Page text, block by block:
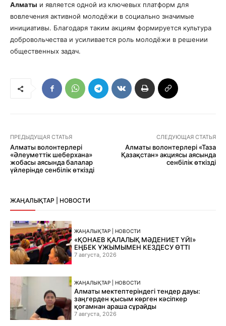
Алматы и является одной из ключевых платформ для
вовлечения активной молодёжи в социально значимые
инициативы. Благодаря таким акциям формируется культура
добровольчества и усиливается роль молодёжи в решении
общественных задач.
ПРЕДЫДУЩАЯ СТАТЬЯ
Алматы волонтерлері
«Әлеуметтік шеберхана»
жобасы аясында балалар
үйлерінде сенбілік өткізді
СЛЕДУЮЩАЯ СТАТЬЯ
Алматы волонтерлері «Таза
Қазақстан» акциясы аясында
сенбілік өткізді
ЖАҢАЛЫҚТАР | НОВОСТИ
ЖАҢАЛЫҚТАР | НОВОСТИ
«ҚОНАЕВ ҚАЛАЛЫҚ МӘДЕНИЕТ ҮЙІ»
ЕҢБЕК ҰЖЫМЫМЕН КЕЗДЕСУ ӨТТІ
7 августа, 2026
ЖАҢАЛЫҚТАР | НОВОСТИ
Алматы мектептеріндегі тендер дауы:
заңгерден қысым көрген кәсіпкер
қоғамнан араша сұрайды
7 августа, 2026